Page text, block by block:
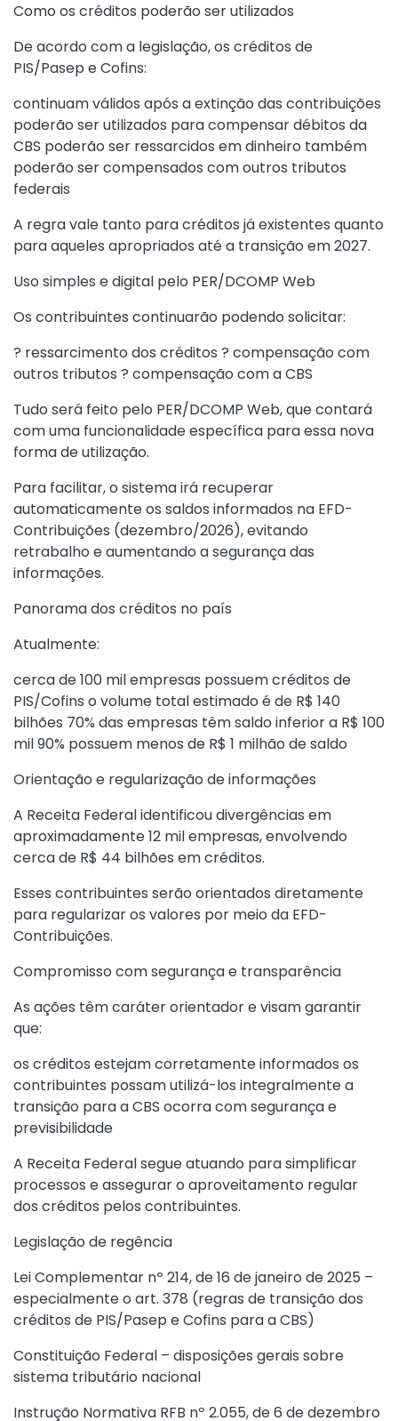
Como os créditos poderão ser utilizados
De acordo com a legislação, os créditos de
PIS/Pasep e Cofins:
continuam válidos após a extinção das contribuições
poderão ser utilizados para compensar débitos da
CBS poderão ser ressarcidos em dinheiro também
poderão ser compensados com outros tributos
federais
A regra vale tanto para créditos já existentes quanto
para aqueles apropriados até a transição em 2027.
Uso simples e digital pelo PER/DCOMP Web
Os contribuintes continuarão podendo solicitar:
? ressarcimento dos créditos ? compensação com
outros tributos ? compensação com a CBS
Tudo será feito pelo PER/DCOMP Web, que contará
com uma funcionalidade específica para essa nova
forma de utilização.
Para facilitar, o sistema irá recuperar
automaticamente os saldos informados na EFD-
Contribuições (dezembro/2026), evitando
retrabalho e aumentando a segurança das
informações.
Panorama dos créditos no país
Atualmente:
cerca de 100 mil empresas possuem créditos de
PIS/Cofins o volume total estimado é de R$ 140
bilhões 70% das empresas têm saldo inferior a R$ 100
mil 90% possuem menos de R$ 1 milhão de saldo
Orientação e regularização de informações
A Receita Federal identificou divergências em
aproximadamente 12 mil empresas, envolvendo
cerca de R$ 44 bilhões em créditos.
Esses contribuintes serão orientados diretamente
para regularizar os valores por meio da EFD-
Contribuições.
Compromisso com segurança e transparência
As ações têm caráter orientador e visam garantir
que:
os créditos estejam corretamente informados os
contribuintes possam utilizá-los integralmente a
transição para a CBS ocorra com segurança e
previsibilidade
A Receita Federal segue atuando para simplificar
processos e assegurar o aproveitamento regular
dos créditos pelos contribuintes.
Legislação de regência
Lei Complementar nº 214, de 16 de janeiro de 2025 –
especialmente o art. 378 (regras de transição dos
créditos de PIS/Pasep e Cofins para a CBS)
Constituição Federal – disposições gerais sobre
sistema tributário nacional
Instrução Normativa RFB nº 2.055, de 6 de dezembro